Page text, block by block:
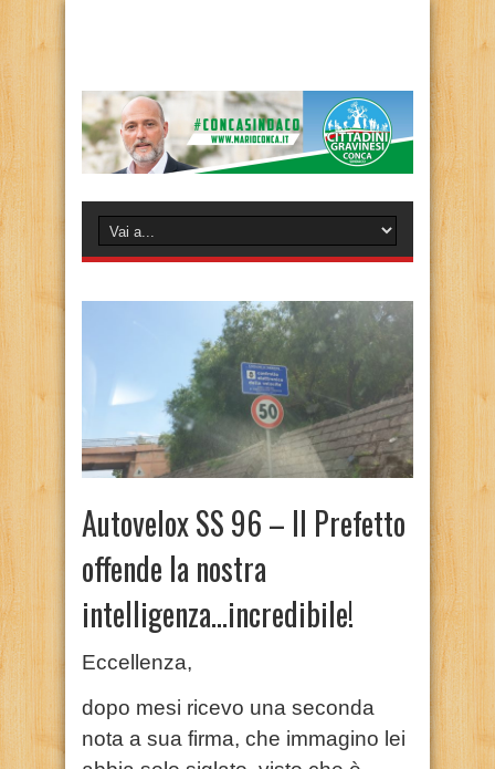
Autovelox SS 96 – Il Prefetto
offende la nostra
intelligenza…incredibile!
Eccellenza,
dopo mesi ricevo una seconda
nota a sua firma, che immagino lei